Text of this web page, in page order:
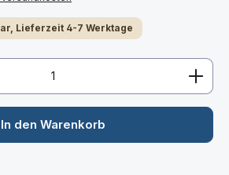
Lieferzeit 4-7 Werktage
den gewünschten Wert ein
In den Warenkorb